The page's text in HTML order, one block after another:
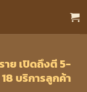
าย เปิดถึงตี 5-
บริการลูกค้า